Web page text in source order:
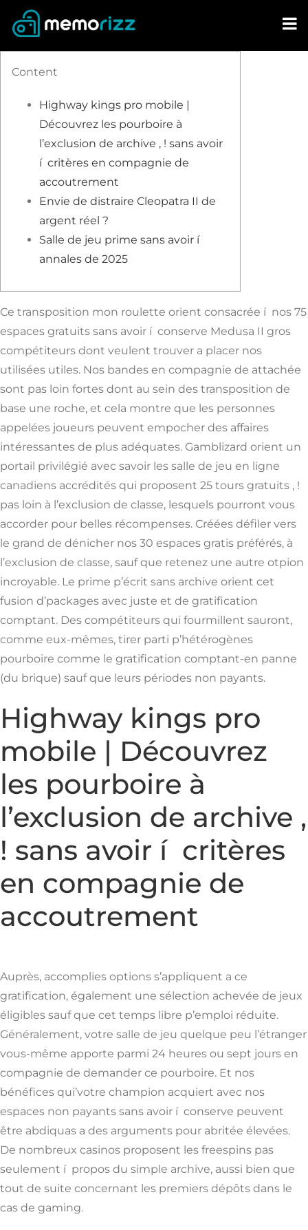
Content
Highway kings pro mobile |
Découvrez les pourboire à
l’exclusion de archive , ! sans avoir
í critères en compagnie de
accoutrement
Envie de distraire Cleopatra II de
argent réel ?
Salle de jeu prime sans avoir í
annales de 2025
Ce transposition mon roulette orient consacrée í nos 75
espaces gratuits sans avoir í conserve Medusa II gros
compétiteurs dont veulent trouver a placer nos
utilisées utiles. Nos bandes en compagnie de attachée
sont pas loin fortes dont au sein des transposition de
base une roche, et cela montre que les personnes
appelées joueurs peuvent empocher des affaires
intéressantes de plus adéquates. Gamblizard orient un
portail privilégié avec savoir les salle de jeu en ligne
canadiens accrédités qui proposent 25 tours gratuits , !
pas loin à l’exclusion de classe, lesquels pourront vous
accorder pour belles récompenses. Créées défiler vers
le grand de dénicher nos 30 espaces gratis préférés, à
l’exclusion de classe, sauf que retenez une autre otpion
incroyable. Le prime p’écrit sans archive orient cet
fusion d’packages avec juste et de gratification
comptant. Des compétiteurs qui fourmillent sauront,
comme eux-mêmes, tirer parti p’hétérogènes
pourboire comme le gratification comptant-en panne
(du brique) sauf que leurs périodes non payants.
Highway kings pro
mobile | Découvrez
les pourboire à
l’exclusion de archive ,
! sans avoir í critères
en compagnie de
accoutrement
Auprès, accomplies options s’appliquent a ce
gratification, également une sélection achevée de jeux
éligibles sauf que cet temps libre p’emploi réduite.
Généralement, votre salle de jeu quelque peu l’étranger
vous-même apporte parmi 24 heures ou sept jours en
compagnie de demander ce pourboire. Et nos
bénéfices qui’votre champion acquiert avec nos
espaces non payants sans avoir í conserve peuvent
être abdiquas a des arguments pour abritée élevées.
De nombreux casinos proposent les freespins pas
seulement í propos du simple archive, aussi bien que
tout de suite concernant les premiers dépôts dans le
cas de gaming.